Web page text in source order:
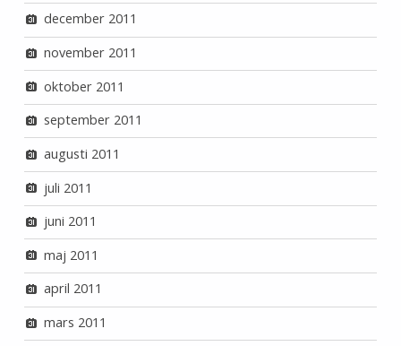
december 2011
november 2011
oktober 2011
september 2011
augusti 2011
juli 2011
juni 2011
maj 2011
april 2011
mars 2011